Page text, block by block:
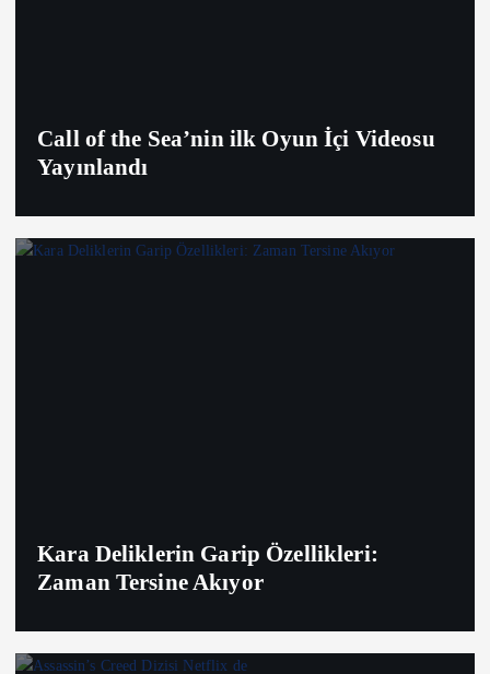
Call of the Sea’nin ilk Oyun İçi Videosu
Yayınlandı
Kara Deliklerin Garip Özellikleri:
Zaman Tersine Akıyor